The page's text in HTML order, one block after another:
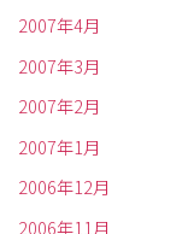
2007年4月
2007年3月
2007年2月
2007年1月
2006年12月
2006年11月